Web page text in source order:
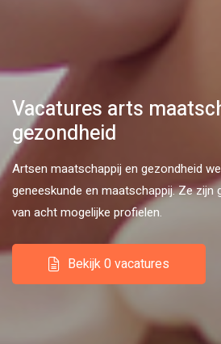
Vacatures arts
gezondheid
Artsen maatschappij en gezondheid
geneeskunde en maatschappij. Ze zijn
van acht mogelijke profielen.
Bekijk 0 vacatures